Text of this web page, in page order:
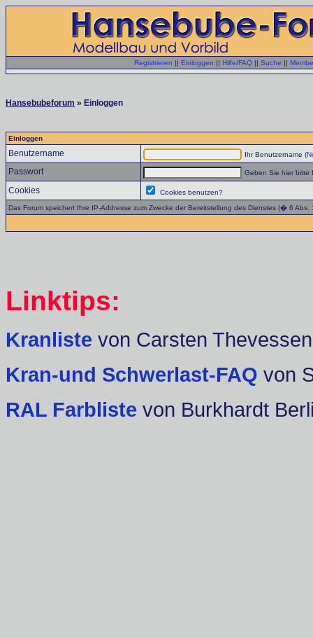
Registrieren || Einloggen || Hilfe/FAQ || Suche ||
Hansebubeforum » Einloggen
Einloggen
Benutzername Ihr Benutzername (
Passwort Geben Sie hier bitte
Cookies
Cookies benutzen?
Das Forum speichert Ihre IP-Addresse zum Zwecke der Bereitstellung des Dienstes (� 6
Linktips:
Kranliste von Carsten Thevessen
Kran-und Schwerlast-FAQ von
RAL Farbliste von Burkhardt